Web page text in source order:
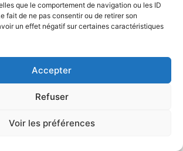
que le comportement de navigation ou les ID
fait de ne pas consentir ou de retirer son
un effet négatif sur certaines caractéristiques
Accepter
Refuser
Voir les préférences